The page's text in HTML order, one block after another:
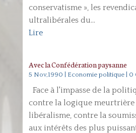
conservatisme », les
ultralibérales du...
Lire
Avec la Confédération paysanne
5 Nov,1990 Economie politique| 0
Face à l'impasse de la
contre la logique
libéralisme, contre la
aux intérêts des plus